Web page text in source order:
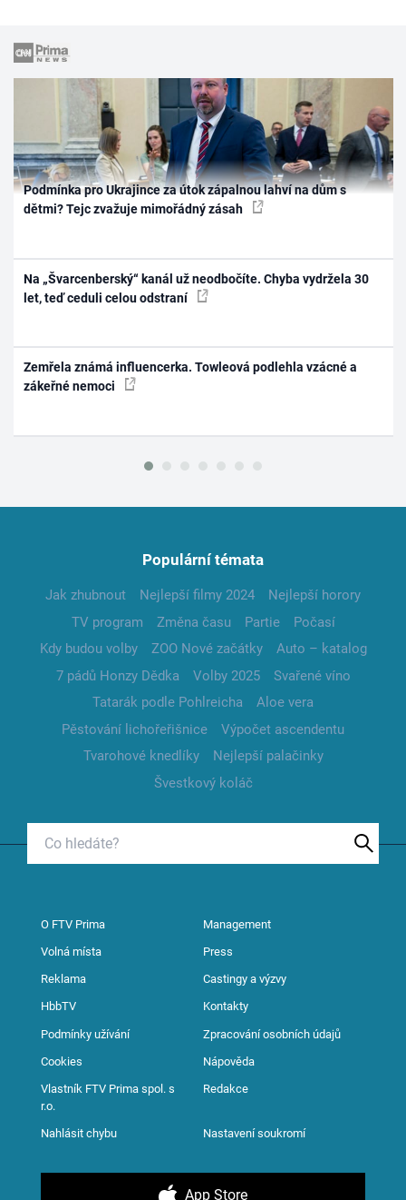
Podmínka pro Ukrajince za útok zápalnou lahví na dům s
dětmi? Tejc zvažuje mimořádný zásah
Na „Švarcenberský“ kanál už neodbočíte. Chyba vydržela 30
let, teď ceduli celou odstraní
Zemřela známá influencerka. Towleová podlehla vzácné a
zákeřné nemoci
Populární témata
Jak zhubnout Nejlepší filmy 2024
Nejlepší horory
TV program
Změna času Partie
Počasí
Kdy budou volby
ZOO Nové začátky
Auto – katalog
7 pádů Honzy Dědka
Volby 2025
Svařené víno
Tatarák podle Pohlreicha
Aloe vera
Pěstování lichořeřišnice
Výpočet ascendentu
Tvarohové knedlíky
Nejlepší palačinky
Švestkový koláč
O FTV Prima Management
Volná místa Press
Reklama Castingy a výzvy
HbbTV Kontakty
Podmínky užívání Zpracování osobních údajů
Cookies Nápověda
Vlastník FTV Prima spol. s
r.o.
Redakce
Nahlásit chybu Nastavení soukromí
App Store